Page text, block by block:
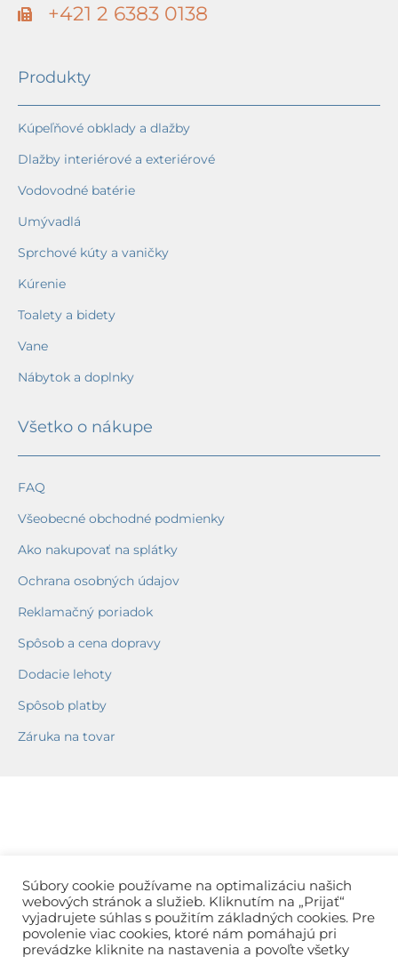
+421 2 6383 0138
Produkty
Kúpeľňové obklady a dlažby
Dlažby interiérové a exteriérové
Vodovodné batérie
Umývadlá
Sprchové kúty a vaničky
Kúrenie
Toalety a bidety
Vane
Nábytok a doplnky
Všetko o nákupe
FAQ
Všeobecné obchodné podmienky
Ako nakupovať na splátky
Ochrana osobných údajov
Reklamačný poriadok
Spôsob a cena dopravy
Dodacie lehoty
Spôsob platby
Záruka na tovar
Súbory cookie používame na optimalizáciu našich
webových stránok a služieb. Kliknutím na „Prijať“
vyjadrujete súhlas s použitím základných cookies. Pre
povolenie viac cookies, ktoré nám pomáhajú pri
prevádzke kliknite na nastavenia a povoľte všetky